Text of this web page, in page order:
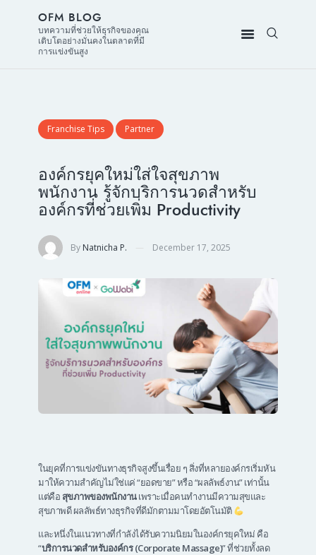
OFM BLOG
บทความที่ช่วยให้ธุรกิจของคุณ
เติบโตอย่างมั่นคงในตลาดที่มี
การแข่งขันสูง
Franchise Tips Partner
องค์กรยุคใหม่ใส่ใจสุขภาพ
พนักงาน รู้จักบริการนวดสำหรับ
องค์กรที่ช่วยเพิ่ม Productivity
By Natnicha P. December 17, 2025
ในยุคที่การแข่งขันทางธุรกิจสูงขึ้นเรื่อย ๆ สิ่งที่หลายองค์กรเริ่มหัน
มาให้ความสำคัญไม่ใช่แค่ “ยอดขาย” หรือ “ผลลัพธ์งาน” เท่านั้น
แต่คือ สุขภาพของพนักงานเพราะเมื่อคนทำงานมีความสุขและ
สุขภาพดี ผลลัพธ์ทางธุรกิจที่ดีมักตามมาโดยอัตโนมัติ
และหนึ่งในแนวทางที่กำลังได้รับความนิยมในองค์กรยุคใหม่ คือ
“บริการนวดสำหรับองค์กร (Corporate Massage)” ที่ช่วยทั้งลด